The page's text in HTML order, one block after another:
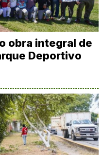
obra integral de
Deportivo